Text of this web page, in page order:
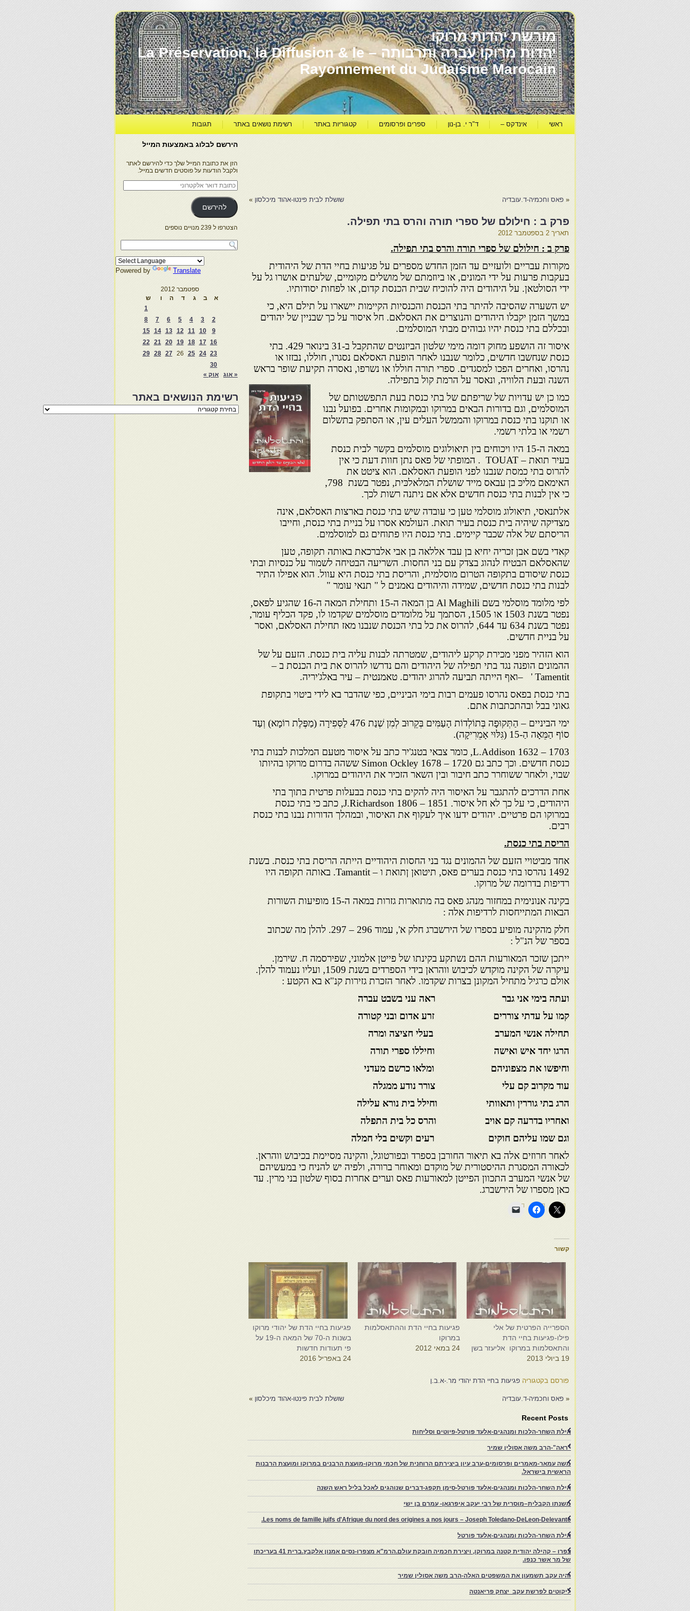
מורשת יהדות מרוקו
יהדות מרוקו עברה ותרבותה – La Préservation, la Diffusion & le
Rayonnement du Judaïsme Marocain
ראשי אינדקס – ד"ר י. בן-נון ספרים ופרסומים קטגוריות באתר רשימת נושאים באתר תגובות
« פאס וחכמיה-ד.עובדיה שושלת לבית פינטו-אהוד מיכלסון »
פרק ב : חילולם של ספרי תורה והרס בתי תפילה.
תאריך 2 בספטמבר 2012
פרק ב : חילולם של ספרי תורה והרס בתי תפילה.
מקורות עבריים ולועזיים עד הזמן החדש מספרים על פגיעות בחיי הדת של היהודית
בעקבות פרעות על ידי המונים, או ביוזמתם של מושלים מקומיים, שלעתים אושרו גל על
ידי הסולטאן. על היהודים היה להוכיח שבית הכנסת קדום, או לפחות יסודותיו.
יש השערה שהסיבה להיתר בתי הכנסת והכנסיות הקיימות יישארו על תילם היא, כי
במשך הזמן יקבלו היהודים והנוצרים את האסלאם. חל איסור על כך שבניין של יהודים
ובכללם בתי כנסת יהיו גבוהים מבתי המוסלמים.
איסור זה הושפע מחוק דומה מימי שלטון הביזנטים שהתקבל ב-31 בינואר 429. בתי
כנסת שנחשבו חדשים, כלומר שנבנו לאחר הופעת האסלאם נסגרו, חוללו, נבזזו או
נהרסו, ואחרים הפכו למסגדים. ספרי תורה חוללו או נשרפו, נאסרה תקיעת שופר בראש
השנה ובעת הלוויה, ונאסר על הרמת קול בתפילה.
כמו כן יש עדויות של שריפתם של בתי כנסת בעת התפשטותם של
המוסלמים, וגם בדורות הבאים במרוקו ובמקומות אחרים. בפועל נבנו
או תוקנו בתי כנסת במרוקו והממשל העלים עין, או הסתפק בתשלום
רשמי או בלתי רשמי.
במאה ה-15 היו ויכוחים בין תיאולוגים מוסלמים בקשר לבית כנסת
בעיר תואת – TOUAT . המופתי של פאס נתן חוות דעת כי אין
להרוס בתי כמסת שנבנו לפני הופעת האסלאם. הוא ציטט את
האימאם מליכּ בן עבאס מייד שושלת המלאלכּית, נפטר בשנת 798,
כי אין לבנות בתי כנסת חדשים אלא אם ניתנה רשות לכך.
אלתנאסי, תיאולוג מוסלמי טען כי עובדה שיש בתי כנסת בארצות האסלאם, אינה
מצדיקה שיהיה בית כנסת בעיר תואת. העולמא אסרו על בניית בתי כנסת, וחייבו
הריסתם של אלה שכבר קיימים. בתי כנסת היו פתוחים גם למוסלמים.
קאדי בשם אבן זכריה יחיא בן עבד אללאה בן אבי אלברכאת באותה תקופה, טען
שהאסלאם הבטיח לנהוג בצדק עם בני החסות. השריעה הבטיחה לשמור על כנסיות ובתי
כנסת שיסודם בתקופה הטרום מוסלמית, והריסת בתי כנסת היא עוול. הוא אפילו התיר
לבנות בתי כנסת חדשים, שמידה והיהודים נאמנים ל " תנאי עומר "
לפי מלומד מוסלמי בשם Al Maghili בן המאה ה-15 ותחילת המאה ה-16 שהגיע לפאס,
נפטר בשנת 1503 או 1505, הסתמך על מלומדים מוסלמים שקדמו לו, פקד הכליף עומר,
נפטר בשנת 634 עד 644, להרוס את כל בתי הכנסת שנבנו מאז תחילת האסלאם, ואסר
על בניית חדשים.
הוא הזהיר מפני מכירת קרקע ליהודים, שמטרתה לבנות עליה בית כנסת. הזעם על של
ההמונים הופנה נגד בתי תפילה של היהודים והם נדרשו להרוס את בית הכנסת ב –
Tamentit ' –ואף הייתה תביעה להרוג יהודים. טאמנטית – עיר באלג'יריה.
בתי כנסת בפאס נהרסו פעמים רבות בימי הביניים, כפי שהדבר בא לידי ביטוי בתקופת
גאוני בבל ובהתכתבות אתם.
ימי הביניים – הַתְּקוּפָה בְּתוֹלְדוֹת הָעַמִּים בְּקֵרוּב לְמִן שְׁנַת 476 לַסְּפִירָה (מַפֶּלֶת רוֹמָא) וְעַד
סוֹף הַמֵּאָה הַ-15 (גִּלּוּי אָמֵרִיקָה).
L.Addison 1632 – 1703, כומר צבאי בטנג'יר כתב על איסור מטעם המלכות לבנות בתי
כנסת חדשים. וכך כתב גם Simon Ockley 1678 – 1720 ששהה בדרום מרוקו בהיותו
שבוי, ולאחר ששוחרר כתב חיבור ובין השאר הזכיר את היהודים במרוקו.
אחת הדרכים להתגבר על האיסור היה להקים בתי כנסת בבעלות פרטית בתוך בתי
היהודים, כי על כך לא חל איסור. J.Richardson 1806 – 1851, כתב כי בתי כנסת
במרוקו הם פרטיים. יהודים ידעו איך לעקוף את האיסור, ובמהלך הדורות נבנו בתי כנסת
רבים.
הריסת בתי כנסת.
אחד מביטויי הזעם של ההמונים נגד בני החסות היהודיים הייתה הריסת בתי כנסת. בשנת
1492 נהרסו בתי כנסת בערים פאס, תיטואן ןתואת ו – Tamantit. באותה תקופה היו
רדיפות בדרומה של מרוקו.
בקינה אנונימית במחזור מנהג פאס בה מתוארות גזרות במאה ה-15 מופיעות השורות
הבאות המתייחסות לרדיפות אלה :
חלק מהקינה מופיע בספרו של הירשברג חלק א', עמוד 296 – 297. להלן מה שכתוב
בספר של הנ"ל :
ייתכן שזכר המאורעות ההם נשתקע בקינתו של פייטן אלמוני, שפירסמה ח. שירמן.
עיקרה של הקינה מוקדש לכיבוש ווהראן בידי הספרדים בשנת 1509, ועליו נעמוד להלן.
אולם כרגיל מתחיל המקונן בצרות שקדמו. לאחר הזכרת גזירות קנ"א בא הקטע :
ועתה בימי אני גבר ראה עני בשבט עברה
קמו על עדתי צוררים זרע אדום ובני קטורה
תחילה אנשי המערב בעלי חציצה ומרה
הרגו יחד איש ואישה וחיללו ספרי תורה
וחיפשו את מצפוניהם ומלאו כרשם מעדני
עוד מקרוב קם עלי צורר נודע ממגלה
הרג בתי גוררין ותאוותי וחילל בית נורא עלילה
ואחריו בדרעה קם אויב והרס כל בית התפלה
וגם שמו עליהם חוקים רעים וקשים בלי חמלה
לאחר חרוזים אלה בא תיאור החורבן בספרד ובפורטוגל, והקינה מסיימת בכיבוש ווהראן.
לכאורה המסגרת ההיסטורית של מוקדם ומאוחר ברורה, ולפיה יש להניח כי במעשיהם
של אנשי המערב התכוון הפייטן למאורעות פאס וערים אחרות בסוף שלטון בני מרין. עד
כאן מספרו של הירשברג.
קשור
הספרייה הפרטית של אלי
פילו-פגיעות בחיי הדת
והתאסלמות במרוקו אליעזר בשן
19 ביולי 2013
פגיעות בחיי הדת וההתאסלמות
במרוקו
24 במאי 2012
פגיעות בחיי הדת של יהודי מרוקו
בשנות ה-70 של המאה ה-19 על
פי תעודות חדשות
24 באפריל 2016
פורסם בקטגוריה פגיעות בחיי הדת יהודי מר.-א.ב.ן
« פאס וחכמיה-ד.עובדיה שושלת לבית פינטו-אהוד מיכלסון »
Recent Posts
אילת השחר-הלכות ומנהגים-אלעד פורטל-פיוטים וסליחות
"ראה"-הרב משה אסולין שמיר
משה עמאר-מאמרים ופרסומים-ערב עיון ביצירתם הרוחנית של חכמי מרוקו-מועצת הרבנים במרוקו ומועצת הרבנות
הראשית בישראל.
אילת השחר-הלכות ומנהגים-אלעד פורטל-סימן תקפג-דברים שנוהגים לאכל בליל ראש השנה
משנתו הקבלית–מוסרית של רבי יעקב איפרגאן- עמרם בן ישי
Les noms de famille juifs d'Afrique du nord des origines a nos jours – Joseph Toledano-DeLeon-Delevante.
אילת השחר-הלכות ומנהגים-אלעד פורטל
צפרו – קהילה יהודית קטנה במרוקו, ויצירת חכמיה חובקת עולם.הרמ"א מצפרו-נסים אמנון אלקבץ.ברית 41 בעריכתו
של מר אשר כנפו.
והיה עקב תשמעון את המשפטים האלה-הרב משה אסולין שמיר
ליקוטים לפרשת עקב יצחק פריאנטה
הירשם לבלוג באמצעות המייל
הזן את כתובת המייל שלך כדי להירשם לאתר
ולקבל הודעות על פוסטים חדשים במייל.
כתובת
דואר
אלקטרוני
להירשם
הצטרפו ל 239 מנויים נוספים
Powered by Translate
ספטמבר 2012
א
ב ג ד ה ו
ש
1
2
3
4
5
6
7
8
9
10
11
12
13
14
15
16
17
18
19
20
21
22
23
24
25
26
27
28
29
30
« אוג
אוק »
רשימת הנושאים באתר
רשימת
הנושאים